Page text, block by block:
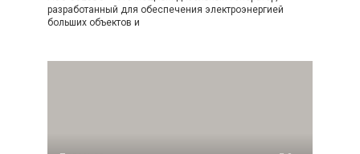
разработанный для обеспечения электроэнергией
больших объектов и